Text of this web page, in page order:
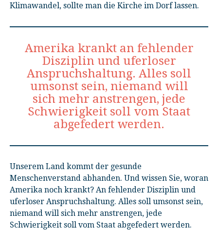
Klimawandel, sollte man die Kirche im Dorf lassen.
Amerika krankt an fehlender
Disziplin und uferloser
Anspruchshaltung. Alles soll
umsonst sein, niemand will
sich mehr anstrengen, jede
Schwierigkeit soll vom Staat
abgefedert werden.
Unserem Land kommt der gesunde
Menschenverstand abhanden. Und wissen Sie, woran
Amerika noch krankt? An fehlender Disziplin und
uferloser Anspruchshaltung. Alles soll umsonst sein,
niemand will sich mehr anstrengen, jede
Schwierigkeit soll vom Staat abgefedert werden.